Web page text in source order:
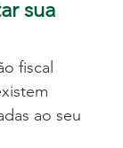
sua
fiscal
ao seu